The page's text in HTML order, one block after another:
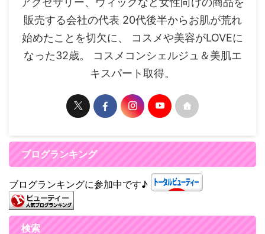
販売する会社の代表 20代後半からお肌が荒れ
始めたことを切欠に、 コスメや美容がLOVEに
なった32歳。 コスメコンシェルジュ＆美肌エ
キスパート取得。
ブログランキング
ブログランキングに参加中です♪
検索